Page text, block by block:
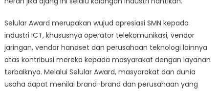
Selular Award merupakan wujud apresiasi SMN kepada
industri ICT, khususnya operator telekomunikasi, vendor
jaringan, vendor handset dan perusahaan teknologi lainnya
atas kontribusi mereka kepada masyarakat dengan layanan
terbaiknya. Melalui Selular Award, masyarakat dan dunia
usaha dapat menilai brand-brand dan perusahaan yang